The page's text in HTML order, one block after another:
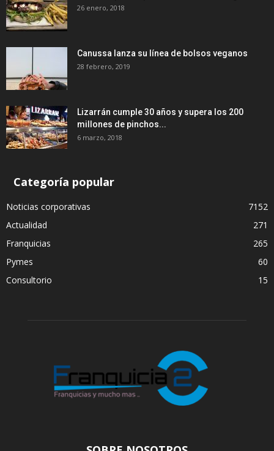
26 enero, 2018
Canussa lanza su línea de bolsos veganos
28 febrero, 2019
Lizarrán cumple 30 años y supera los 200
millones de pinchos...
6 marzo, 2018
Categoría popular
Noticias corporativas
7152
Actualidad
271
Franquicias
265
Pymes
60
Consultorio
15